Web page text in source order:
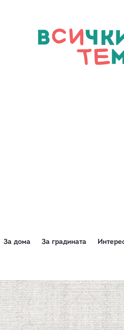
За дома За градината